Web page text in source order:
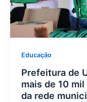
Educação
Prefeitura de
mais de 10
da rede